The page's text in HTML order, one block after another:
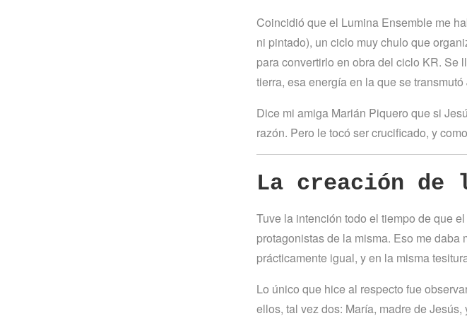
Coincidió que el Lumina Ensemble me
ni pintado), un ciclo muy chulo que
para convertirlo en obra del ciclo KR. Se
tierra, esa energía en la que se
Dice mi amiga Marián Piquero que si
razón. Pero le tocó ser crucificado, y
La creación de
Tuve la intención todo el tiempo de que
protagonistas de la misma. Eso me
prácticamente igual, y en la misma
Lo único que hice al respecto fue
ellos, tal vez dos: María, madre de